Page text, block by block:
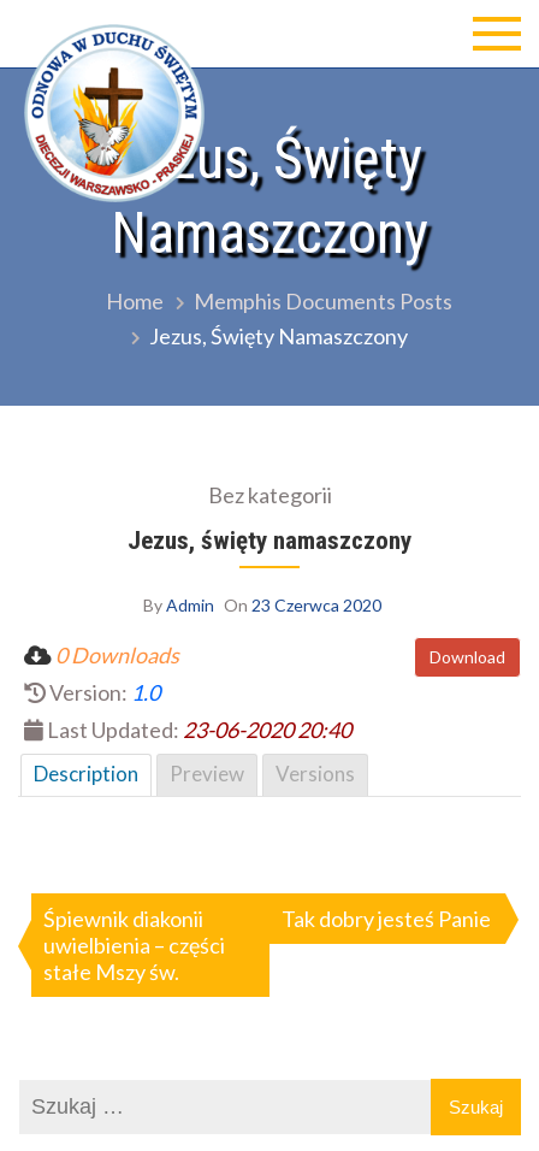
contentOdnowa w Duchu św Diecezji
Warszawsko-Praskiej
Jezus, Święty
Namaszczony
Home
Memphis Documents Posts
Jezus, Święty Namaszczony
Bez kategorii
Jezus, święty namaszczony
ByAdmin On 23 Czerwca 2020
Download
0 Downloads
Version: 1.0
Last Updated: 23-06-2020 20:40
Description Preview Versions
wpisu
Śpiewnik diakonii
uwielbienia – części
stałe Mszy św.
Tak dobry jesteś Panie